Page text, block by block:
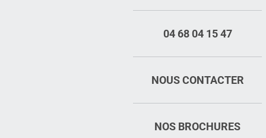
04 68 04 15 47
NOUS CONTACTER
NOS BROCHURES